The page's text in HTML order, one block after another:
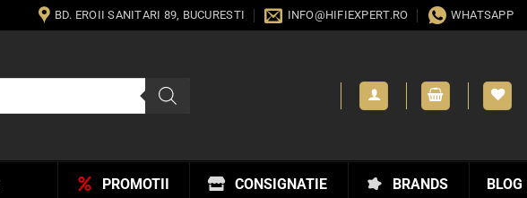
BD. EROII SANITARI 89, BUCURESTI INFO@HIFIEXPERT.RO WHATSAPP
BLOG
BRANDS
CONSIGNATIE
PROMOTII